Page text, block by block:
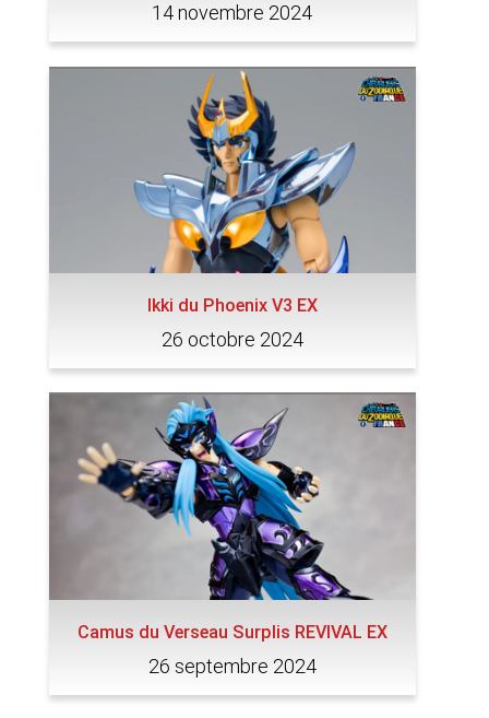
14 novembre 2024
Ikki du Phoenix V3 EX
26 octobre 2024
Camus du Verseau Surplis REVIVAL EX
26 septembre 2024